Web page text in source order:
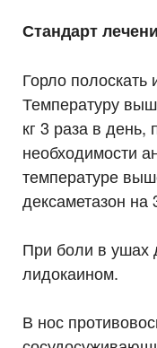
Стандарт
Горло полоскать
Температуру
кг 3 раза в день,
необходимости
температуре
дексаметазон на
При боли в ушах
лидокаином.
В нос